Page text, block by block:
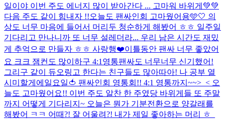
일이야 이번 주도 에너지 많이 받아간다 ... 고마워 바위게💚💚
다음 주도 같이 힘내자 !!오늘도 팬싸인회 고마웠어용🩵🤍 의
상도 너무 마음에 들어서 머리두 청순하게 해봤어 ㅎㅎ 일주일
기다리고 만나니까 또 너무 설레더라... 우리 남은 시간도 재밌
게 추억으로 만들자 ㅎㅎ 사랑행❤️이틀동안 팬싸 너무 좋았어
요 크크 잼컨도 많이하구 4:1영통팬싸도 너무너무 신기했어!
그리구 같이 듀오링고 한다는 친구들도 많아따아! 나 공부 열
시미할게에 일요일🍅 팬싸인회 영통회!! 4:1 영통까지~~>_< 오
늘도 고마웠어요!! 이번 주도 알찬 한 주였당 바위게들 또 주말
까지 어떻게 기다리지~ 오늘은 뭔가 기분전환으로 양갈래를
해봤어 ㅋㅋ 어때?! 잘 어울려?! 내가 제일 좋아하는 머리 ㅎ_